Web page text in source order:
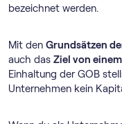
bezeichnet werden.
Mit den Grundsätzen
auch das Ziel von
Einhaltung der GOB
Unternehmen kein